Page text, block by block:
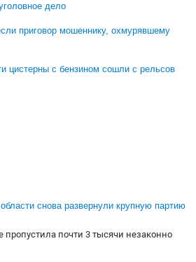
дело
приговор мошеннику, охмурявшему
цистерны с бензином сошли с рельсов
снова развернули крупную партию
почти 3 тысячи незаконно